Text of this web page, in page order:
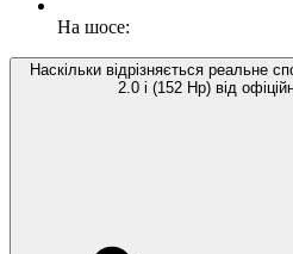
На шосе:
Наскільки відрізняється реальне
2.0 i (152 Hp) від